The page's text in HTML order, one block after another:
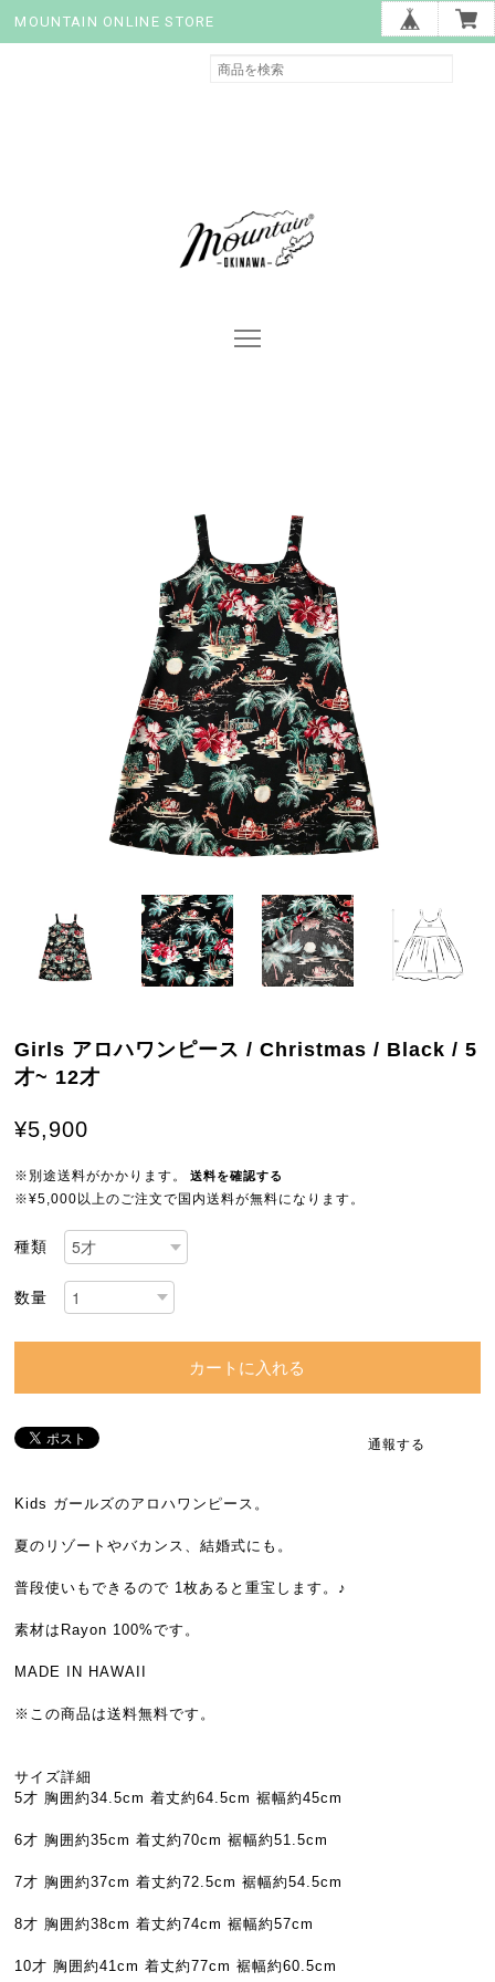
MOUNTAIN ONLINE STORE
Girls アロハワンピース / Christmas / Black / 5
才~ 12才
¥5,900
※別途送料がかかります。 送料を確認する
※¥5,000以上のご注文で国内送料が無料になります。
種類
数量
カートに入れる
通報する
Kids ガールズのアロハワンピース。
夏のリゾートやバカンス、結婚式にも。
普段使いもできるので 1枚あると重宝します。♪
素材はRayon 100%です。
MADE IN HAWAII
※この商品は送料無料です。
サイズ詳細
5才 胸囲約34.5cm 着丈約64.5cm 裾幅約45cm
6才 胸囲約35cm 着丈約70cm 裾幅約51.5cm
7才 胸囲約37cm 着丈約72.5cm 裾幅約54.5cm
8才 胸囲約38cm 着丈約74cm 裾幅約57cm
10才 胸囲約41cm 着丈約77cm 裾幅約60.5cm